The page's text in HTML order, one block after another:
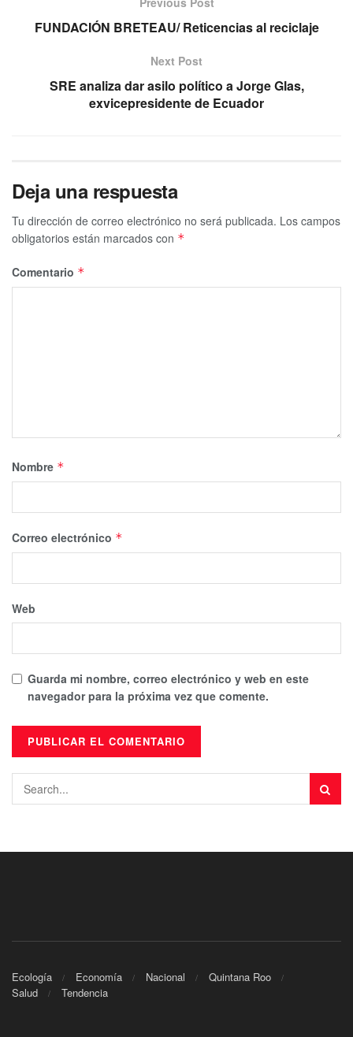
FUNDACIÓN BRETEAU/ Reticencias al reciclaje
Next Post
SRE analiza dar asilo político a Jorge Glas,
exvicepresidente de Ecuador
Deja una respuesta
Tu dirección de correo electrónico no será publicada. Los campos
obligatorios están marcados con *
Comentario *
Nombre *
Correo electrónico *
Web
Guarda mi nombre, correo electrónico y web en este
navegador para la próxima vez que comente.
Ecología Economía Nacional
Quintana Roo
Salud
Tendencia